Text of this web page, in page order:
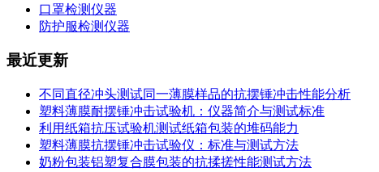
口罩检测仪器
防护服检测仪器
最近更新
不同直径冲头测试同一薄膜样品的抗摆锤冲击性能分析
塑料薄膜耐摆锤冲击试验机：仪器简介与测试标准
利用纸箱抗压试验机测试纸箱包装的堆码能力
塑料薄膜抗摆锤冲击试验仪：标准与测试方法
奶粉包装铝塑复合膜包装的抗揉搓性能测试方法